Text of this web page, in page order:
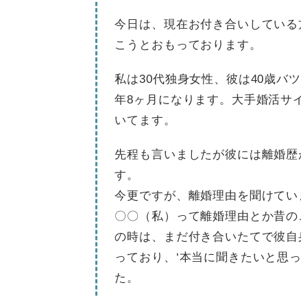
今日は、現在お付き合いしてい
こうとおもっております。
私は30代独身女性、彼は40歳バ
年8ヶ月になります。大手婚活サ
いてます。
先程も言いましたが彼には離婚
す。
今更ですが、離婚理由を聞けて
〇〇（私）って離婚理由とか昔
の時は、まだ付き合いたてで彼
っており、‘本当に聞きたいと思
た。